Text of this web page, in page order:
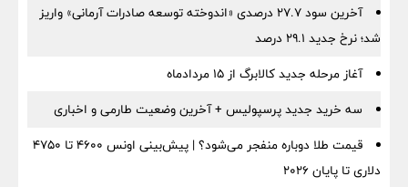
آخرین سود ۲۷.۷ درصدی «اندوخته توسعه صادرات آرمانی» واریز
شد؛ نرخ جدید ۲۹.۱ درصد
آغاز مرحله جدید کالابرگ از ۱۵ مردادماه
سه خرید جدید پرسپولیس + آخرین وضعیت طارمی و اخباری
قیمت طلا دوباره منفجر می‌شود؟ | پیش‌بینی اونس ۴۶۰۰ تا ۴۷۵۰
دلاری تا پایان ۲۰۲۶